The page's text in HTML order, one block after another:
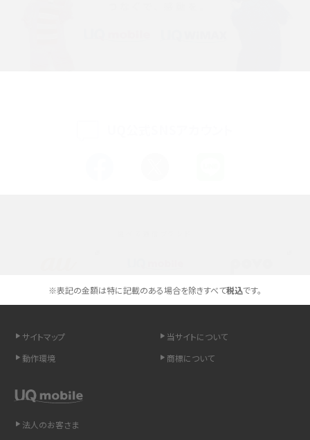
スマホや携帯端末の通信速度制限とは？回避のコツや解除のタイミング・方法
を解説
LINEの引き継ぎ方法は？対象データや事前準備・条件・注意点などを解説
非通知設定とは？184で電話をかける方法やiPhone・Androidの設定を解説
※表記の金額は特に記載のある場合を除きすべて税込です。
サイトマップ
当サイトについて
動作環境
商標について
法人のお客さま